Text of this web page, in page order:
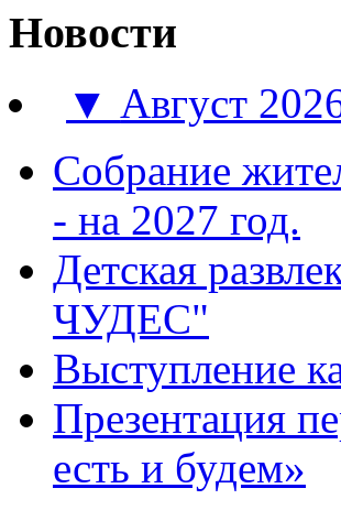
Новости
▼ Август
Собрание
- на 2027 год.
Детская
ЧУДЕС"
Выступление
Презентация
есть и будем»